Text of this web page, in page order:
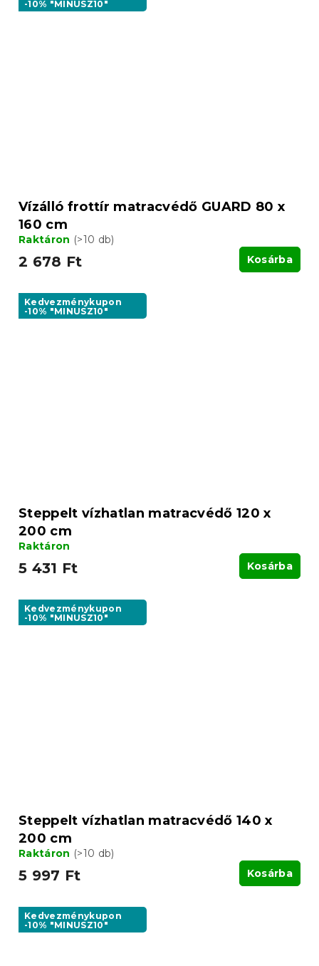
-10% "MINUSZ10"
Vízálló frottír matracvédő GUARD 80 x
160 cm
Raktáron (>10 db)
2 678 Ft Kosárba
Kedvezménykupon
-10% "MINUSZ10"
Steppelt vízhatlan matracvédő 120 x
200 cm
Raktáron
5 431 Ft Kosárba
Kedvezménykupon
-10% "MINUSZ10"
Steppelt vízhatlan matracvédő 140 x
200 cm
Raktáron (>10 db)
5 997 Ft Kosárba
Kedvezménykupon
-10% "MINUSZ10"